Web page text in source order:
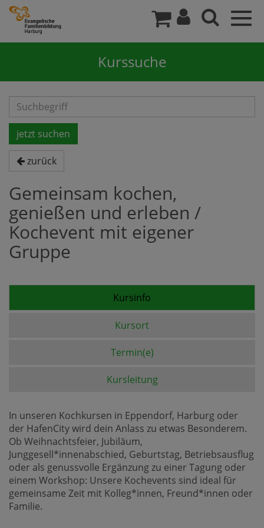
Kurssuche
zurück
Gemeinsam kochen,
genießen und erleben /
Kochevent mit eigener
Gruppe
Kursinfo
Kursort
Termin(e)
Kursleitung
In unseren Kochkursen in Eppendorf, Harburg oder
der HafenCity wird dein Anlass zu etwas Besonderem.
Ob Weihnachtsfeier, Jubiläum,
Junggesell*innenabschied, Geburtstag, Betriebsausflug
oder als genussvolle Ergänzung zu einer Tagung oder
einem Workshop: Unsere Kochevents sind ideal für
gemeinsame Zeit mit Kolleg*innen, Freund*innen oder
Familie.